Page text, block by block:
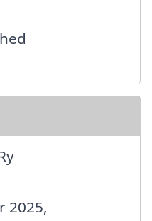
2025,